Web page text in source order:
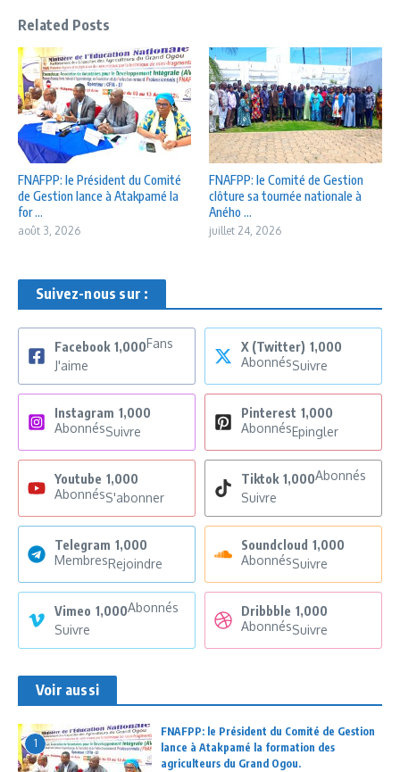
Related Posts
FNAFPP: le Président du Comité
de Gestion lance à Atakpamé la
for ...
août 3, 2026
FNAFPP: le Comité de Gestion
clôture sa tournée nationale à
Aného ...
juillet 24, 2026
Suivez-nous sur :
Facebook 1,000Fans
J'aime
X (Twitter) 1,000
AbonnésSuivre
Instagram 1,000
AbonnésSuivre
Pinterest 1,000
AbonnésEpingler
Youtube 1,000
AbonnésS'abonner
Tiktok 1,000Abonnés
Suivre
Telegram 1,000
MembresRejoindre
Soundcloud 1,000
AbonnésSuivre
Vimeo 1,000Abonnés
Suivre
Dribbble 1,000
AbonnésSuivre
Voir aussi
1
FNAFPP: le Président du Comité de Gestion
lance à Atakpamé la formation des
agriculteurs du Grand Ogou.